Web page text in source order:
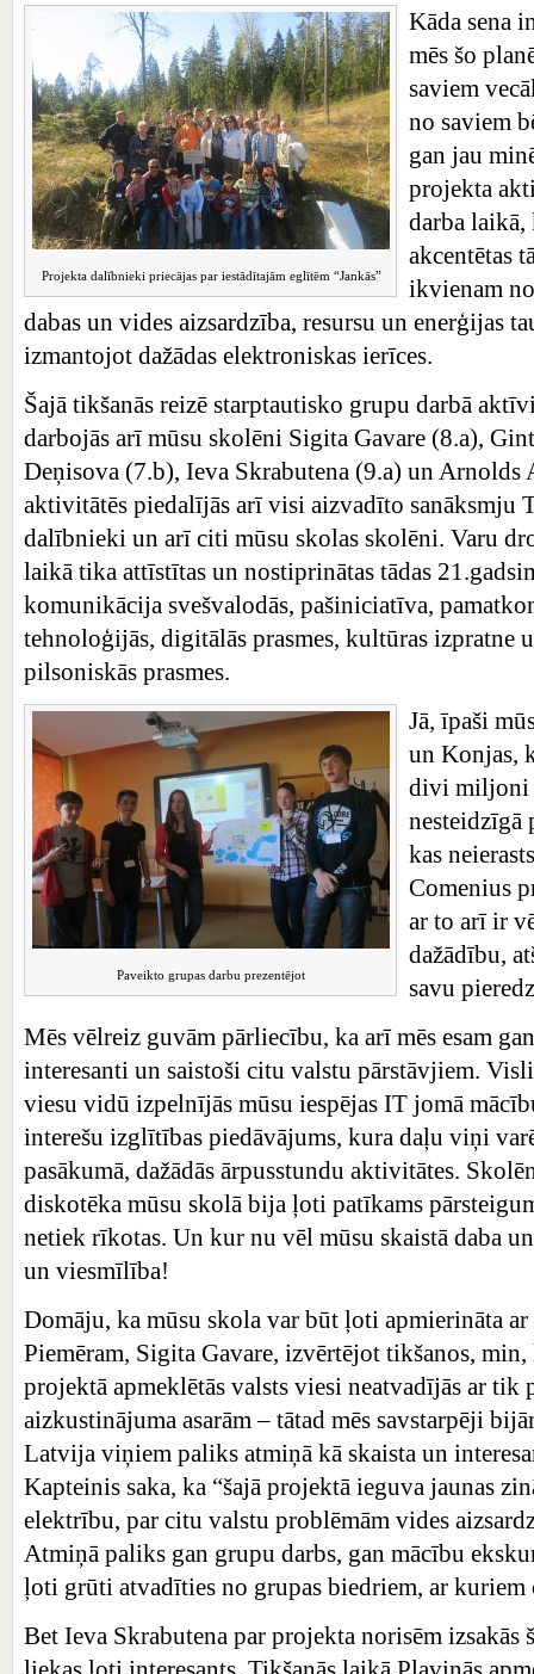
Projekta dalībnieki priecājas par iestādītajām eglītēm “Jankās”
Kāda sena
mēs šo
saviem
no saviem
gan jau
projekta
darba laikā,
akcentētas
ikvienam
dabas un vides aizsardzība, resursu un enerģijas
izmantojot dažādas elektroniskas ierīces.
Šajā tikšanās reizē starptautisko grupu darbā
darbojās arī mūsu skolēni Sigita Gavare (8.a),
Deņisova (7.b), Ieva Skrabutena (9.a) un
aktivitātēs piedalījās arī visi aizvadīto sanāksmju
dalībnieki un arī citi mūsu skolas skolēni. Varu
laikā tika attīstītas un nostiprinātas tādas
komunikācija svešvalodās, pašiniciatīva,
tehnoloģijās, digitālās prasmes, kultūras izpratne
pilsoniskās prasmes.
Paveikto grupas darbu prezentējot
Jā, īpaši
un Konjas,
divi miljoni
nesteidzīgā
kas
Comenius
ar to arī ir
dažādību,
savu
Mēs vēlreiz guvām pārliecību, ka arī mēs esam
interesanti un saistoši citu valstu pārstāvjiem.
viesu vidū izpelnījās mūsu iespējas IT jomā
interešu izglītības piedāvājums, kura daļu viņi
pasākumā, dažādās ārpusstundu aktivitātes.
diskotēka mūsu skolā bija ļoti patīkams
netiek rīkotas. Un kur nu vēl mūsu skaistā daba
un viesmīlība!
Domāju, ka mūsu skola var būt ļoti apmierināta
Piemēram, Sigita Gavare, izvērtējot tikšanos, min,
projektā apmeklētās valsts viesi neatvadījās ar tik
aizkustinājuma asarām – tātad mēs savstarpēji
Latvija viņiem paliks atmiņā kā skaista un
Kapteinis saka, ka “šajā projektā ieguva jaunas
elektrību, par citu valstu problēmām vides
Atmiņā paliks gan grupu darbs, gan mācību
ļoti grūti atvadīties no grupas biedriem, ar kuriem
Bet Ieva Skrabutena par projekta norisēm izsakās